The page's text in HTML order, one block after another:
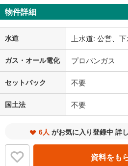
物件詳細
水道 上水道: 公営、
ガス・オール電化 プロパンガス
セットバック 不要
国土法 不要
6人 がお気に入り登録中 詳
資料をも